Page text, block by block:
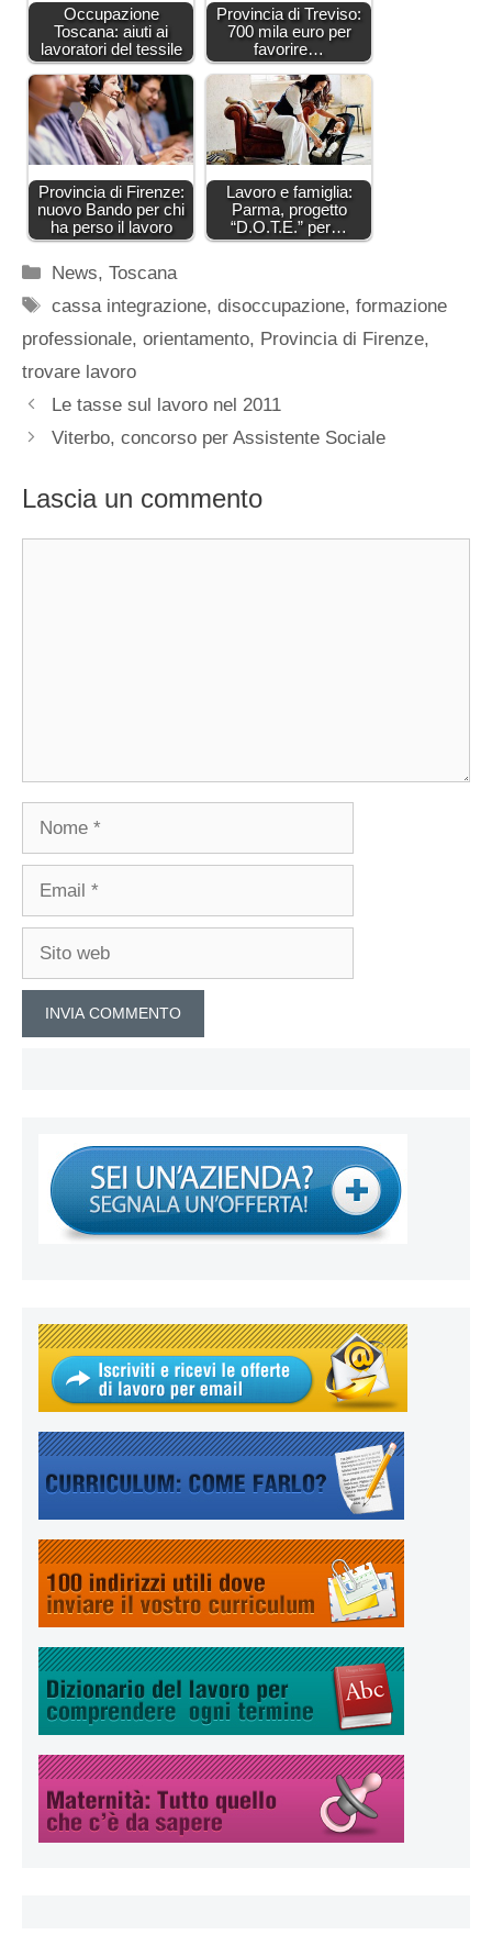
Occupazione
Toscana: aiuti ai
lavoratori del tessile
Provincia di Treviso:
700 mila euro per
favorire…
Provincia di Firenze:
nuovo Bando per chi
ha perso il lavoro
Lavoro e famiglia:
Parma, progetto
“D.O.T.E.” per…
Categorie
News,Toscana
Tag
cassa integrazione,disoccupazione,formazione
professionale, orientamento, Provincia di Firenze,
trovare lavoro
Le tasse sul lavoro nel 2011
Viterbo, concorso per Assistente Sociale
Lascia un commento